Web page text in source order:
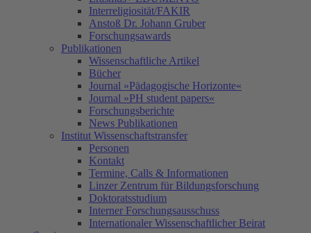
Interreligiosität/FAKIR
Anstoß Dr. Johann Gruber
Forschungsawards
Publikationen
Wissenschaftliche Artikel
Bücher
Journal »Pädagogische Horizonte«
Journal »PH student papers«
Forschungsberichte
News Publikationen
Institut Wissenschaftstransfer
Personen
Kontakt
Termine, Calls & Informationen
Linzer Zentrum für Bildungsforschung
Doktoratsstudium
Interner Forschungsausschuss
Internationaler Wissenschaftlicher Beirat